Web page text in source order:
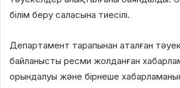
білім беру саласына тиесілі.
Департамент тарапынан аталған
байланысты ресми жолданған
орындалуы және бірнеше